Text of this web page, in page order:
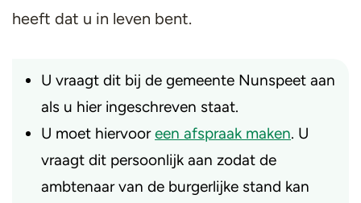
heeft dat u in leven bent.
U vraagt dit bij de gemeente Nunspeet aan
als u hier ingeschreven staat.
U moet hiervooreen afspraak maken. U
vraagt dit persoonlijk aan zodat de
ambtenaar van de burgerlijke stand kan